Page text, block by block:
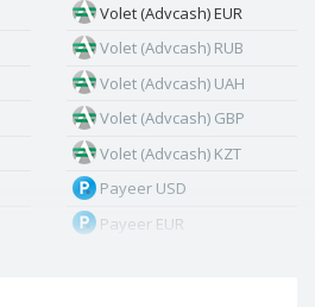
Volet (Advcash) EUR
Volet (Advcash) RUB
Volet (Advcash) UAH
Volet (Advcash) GBP
Volet (Advcash) KZT
Payeer USD
Payeer EUR